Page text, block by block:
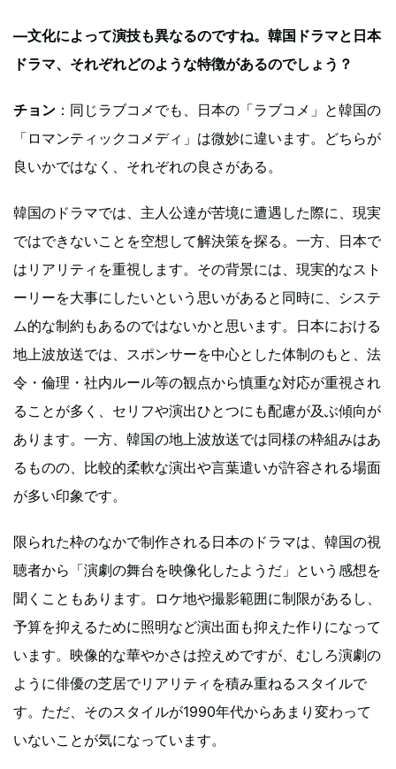
—文化によって演技も異なるのですね。韓国ドラマと日本
ドラマ、それぞれどのような特徴があるのでしょう？
チョン ：同じラブコメでも、日本の「ラブコメ」と韓国の
「ロマンティックコメディ」は微妙に違います。どちらが
良いかではなく、それぞれの良さがある。
韓国のドラマでは、主人公達が苦境に遭遇した際に、現実
ではできないことを空想して解決策を探る。一方、日本で
はリアリティを重視します。その背景には、現実的なスト
ーリーを大事にしたいという思いがあると同時に、システ
ム的な制約もあるのではないかと思います。日本における
地上波放送では、スポンサーを中心とした体制のもと、法
令・倫理・社内ルール等の観点から慎重な対応が重視され
ることが多く、セリフや演出ひとつにも配慮が及ぶ傾向が
あります。一方、韓国の地上波放送では同様の枠組みはあ
るものの、比較的柔軟な演出や言葉遣いが許容される場面
が多い印象です。
限られた枠のなかで制作される日本のドラマは、韓国の視
聴者から「演劇の舞台を映像化したようだ」という感想を
聞くこともあります。ロケ地や撮影範囲に制限があるし、
予算を抑えるために照明など演出面も抑えた作りになって
います。映像的な華やかさは控えめですが、むしろ演劇の
ように俳優の芝居でリアリティを積み重ねるスタイルで
す。ただ、そのスタイルが1990年代からあまり変わって
いないことが気になっています。